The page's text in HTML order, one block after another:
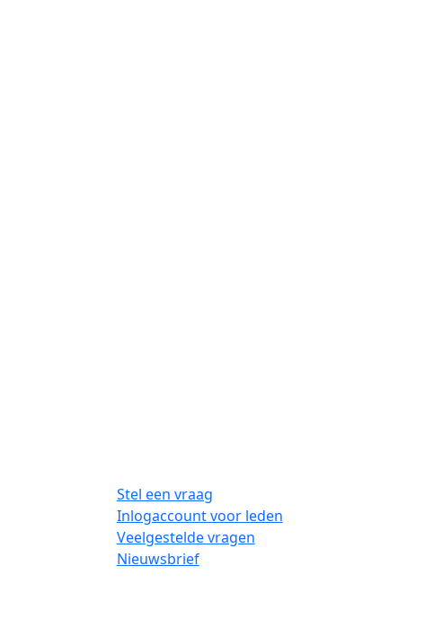
Stel een vraag
Inlogaccount voor leden
Veelgestelde vragen
Nieuwsbrief